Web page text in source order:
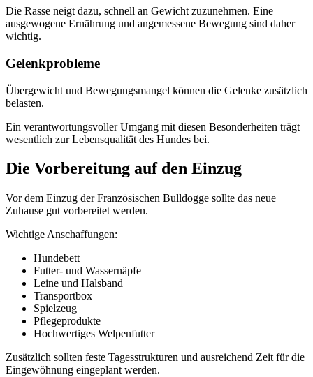
Die Rasse neigt dazu, schnell an Gewicht zuzunehmen. Eine
ausgewogene Ernährung und angemessene Bewegung sind daher
wichtig.
Gelenkprobleme
Übergewicht und Bewegungsmangel können die Gelenke zusätzlich
belasten.
Ein verantwortungsvoller Umgang mit diesen Besonderheiten trägt
wesentlich zur Lebensqualität des Hundes bei.
Die Vorbereitung auf den Einzug
Vor dem Einzug der Französischen Bulldogge sollte das neue
Zuhause gut vorbereitet werden.
Wichtige Anschaffungen:
Hundebett
Futter- und Wassernäpfe
Leine und Halsband
Transportbox
Spielzeug
Pflegeprodukte
Hochwertiges Welpenfutter
Zusätzlich sollten feste Tagesstrukturen und ausreichend Zeit für die
Eingewöhnung eingeplant werden.